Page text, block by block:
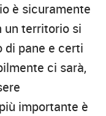
è sicuramente
un territorio si
di pane e certi
ci sarà,
importante è